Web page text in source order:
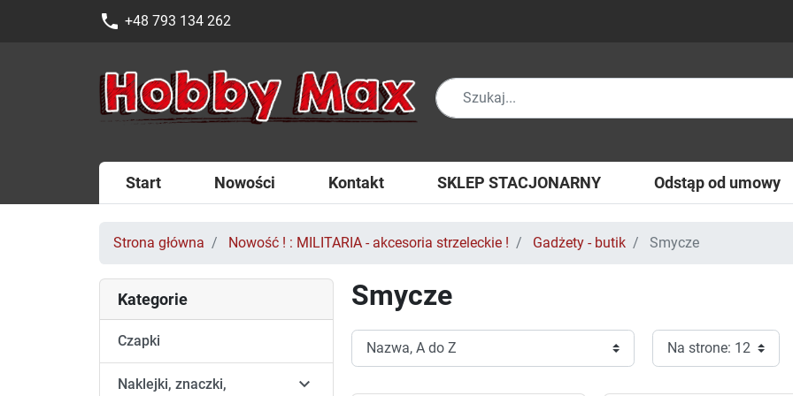
phone +48 793 134 262
Start Nowości Kontakt SKLEP STACJONARNY Odstąp od umowy
Strona główna Nowość ! : MILITARIA - akcesoria strzeleckie ! Gadżety - butik Smycze
Kategorie
Czapki
Naklejki, znaczki,

Smycze